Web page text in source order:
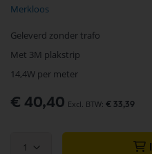
Merkloos
Geleverd zonder trafo
Met 3M plakstrip
14,4W per meter
€ 40,40 € 33,39
1
van
afbeeldingen-
gallerij